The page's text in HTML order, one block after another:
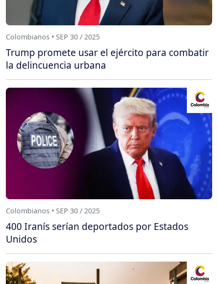
Colombianos • SEP 30 / 2025
Trump promete usar el ejército para combatir
la delincuencia urbana
Colombianos • SEP 30 / 2025
400 Iranís serían deportados por Estados
Unidos